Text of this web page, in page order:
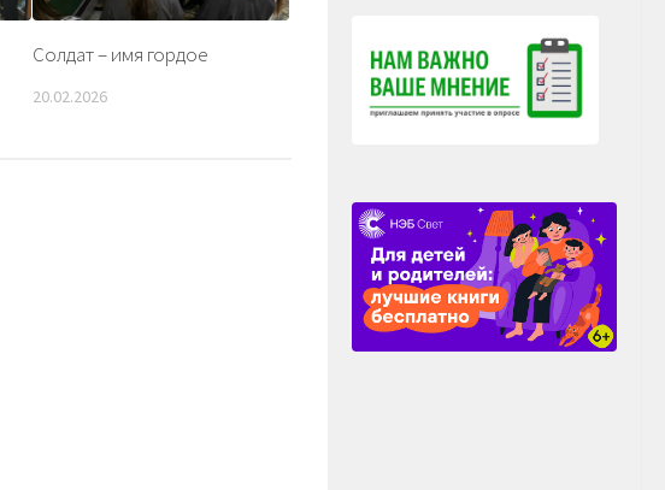
Солдат – имя гордое
20.02.2026